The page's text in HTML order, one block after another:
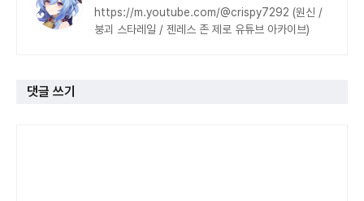
https://m.youtube.com/@crispy7292 (원신 /
붕괴 스타레일 / 젠레스 존 제로 유튜브 아카이브)
댓글 쓰기